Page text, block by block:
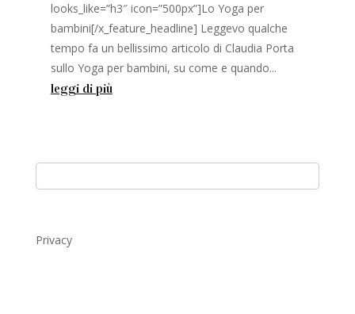
looks_like=”h3″ icon=”500px”]Lo Yoga per
bambini[/x_feature_headline] Leggevo qualche
tempo fa un bellissimo articolo di Claudia Porta
sullo Yoga per bambini, su come e quando...
leggi di più
Privacy